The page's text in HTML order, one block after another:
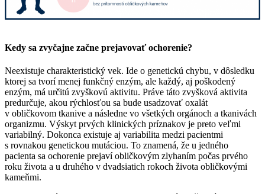
Kedy sa zvyčajne začne prejavovať ochorenie?
Neexistuje charakteristický vek. Ide o genetickú chybu, v dôsledku
ktorej sa tvorí menej funkčný enzým, ale každý, aj poškodený
enzým, má určitú zvyškovú aktivitu. Práve táto zvyšková aktivita
predurčuje, akou rýchlosťou sa bude usadzovať oxalát
v obličkovom tkanive a následne vo všetkých orgánoch a tkanivách
organizmu. Výskyt prvých klinických príznakov je preto veľmi
variabilný. Dokonca existuje aj variabilita medzi pacientmi
s rovnakou genetickou mutáciou. To znamená, že u jedného
pacienta sa ochorenie prejaví obličkovým zlyhaním počas prvého
roku života a u druhého v dvadsiatich rokoch života obličkovými
kameňmi.